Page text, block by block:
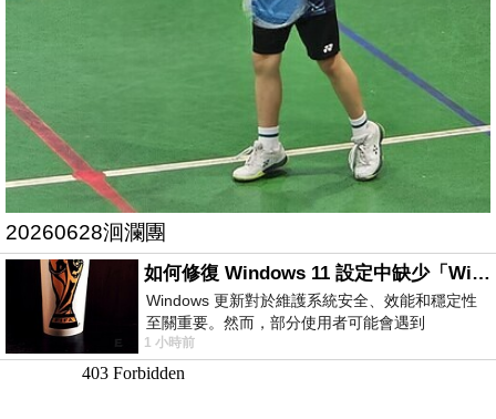
20260628洄瀾團
如何修復 Windows 11 設定中缺少「Windows 更新」？
Windows 更新對於維護系統安全、效能和穩定性
至關重要。然而，部分使用者可能會遇到
Windows 11 設定應用程式中缺少「Windows 更
新」
1 小時前